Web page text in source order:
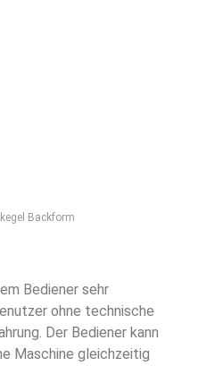
Backform
Bediener sehr
ohne technische
Der Bediener kann
Maschine gleichzeitig